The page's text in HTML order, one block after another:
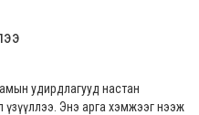
удирдлагууд настан
үзүүллээ. Энэ арга хэмжээг нээж